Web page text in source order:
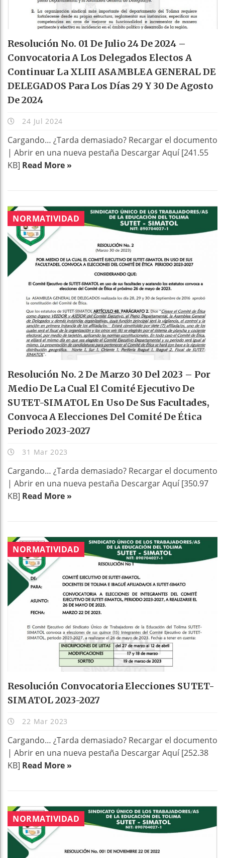
Resolución No. 01 De Julio 24 De 2024 –
Convocatoria A Los Delegados Electos A
Continuar La XLIII ASAMBLEA GENERAL DE
DELEGADOS Para Los Días 29 Y 30 De Agosto
De 2024
24 Jul 2024
Cargando… ¿Tarda demasiado? Recargar el documento
| Abrir en una nueva pestaña Descargar Aquí [241.55
KB] Read More »
NORMATIVIDAD
Resolución No. 2 De Marzo 30 Del 2023 – Por
Medio De La Cual El Comité Ejecutivo De
SUTET-SIMATOL En Uso De Sus Facultades,
Convoca A Elecciones Del Comité De Ética
Periodo 2023-2027
31 Mar 2023
Cargando… ¿Tarda demasiado? Recargar el documento
| Abrir en una nueva pestaña Descargar Aquí [350.97
KB] Read More »
NORMATIVIDAD
Resolución Convocatoria Elecciones SUTET-
SIMATOL 2023-2027
22 Mar 2023
Cargando… ¿Tarda demasiado? Recargar el documento
| Abrir en una nueva pestaña Descargar Aquí [252.38
KB] Read More »
NORMATIVIDAD